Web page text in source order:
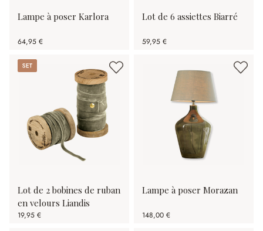
Lampe à poser Karlora
64,95 €
Lot de 6 assiettes Biarré
59,95 €
Set
Lot de 2 bobines de ruban
en velours Liandis
19,95 €
Lampe à poser Morazan
148,00 €